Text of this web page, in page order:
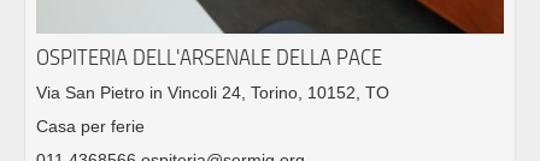
OSPITERIA DELL'ARSENALE DELLA PACE
Via San Pietro in Vincoli 24, Torino, 10152, TO
Casa per ferie